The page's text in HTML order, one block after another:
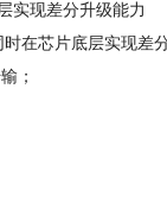
实现差分升级能力
时在芯片底层实现差
；